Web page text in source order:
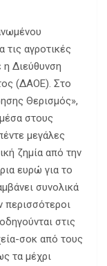
τις αγροτικές
Διεύθυνση
(ΔΑΟΕ). Στο
Θερισμός»,
στους
μεγάλες
ζημία από την
ευρώ για το
συνολικά
περισσότεροι
στις
σοκ από τους
τα μέχρι